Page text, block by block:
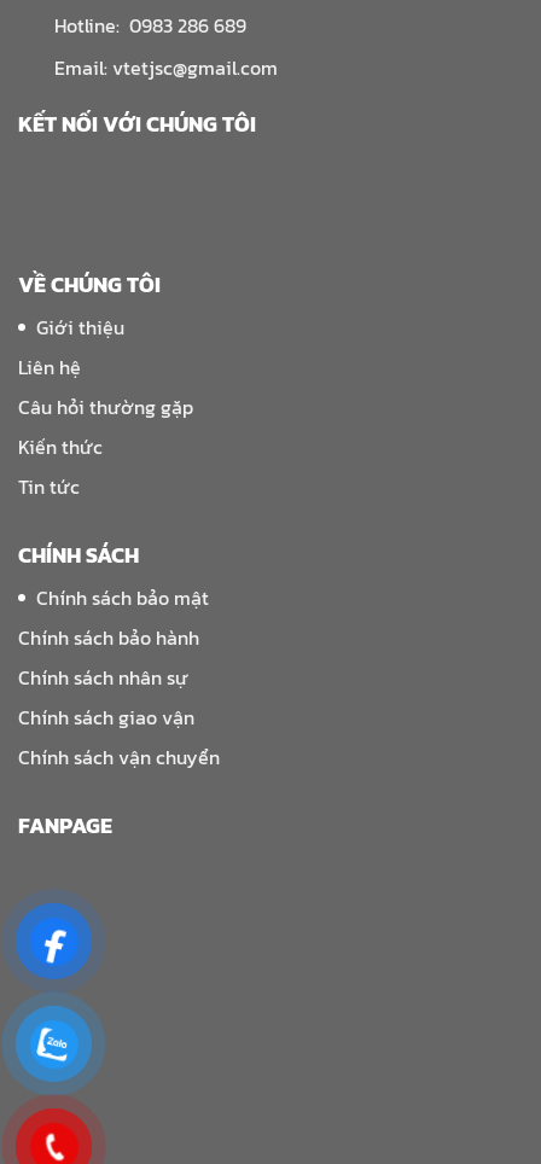
Hotline: 0983 286 689
Email: vtetjsc@gmail.com
KẾT NỐI VỚI CHÚNG TÔI
VỀ CHÚNG TÔI
Giới thiệu
Liên hệ
Câu hỏi thường gặp
Kiến thức
Tin tức
CHÍNH SÁCH
Chính sách bảo mật
Chính sách bảo hành
Chính sách nhân sự
Chính sách giao vận
Chính sách vận chuyển
FANPAGE